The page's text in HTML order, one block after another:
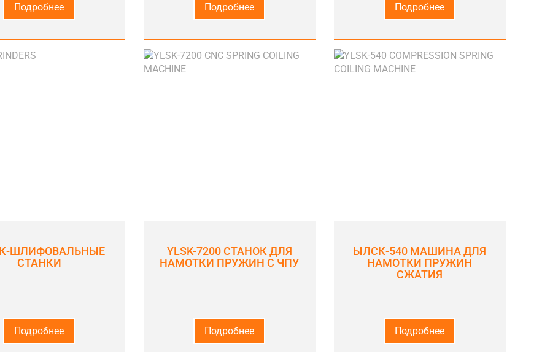
Подробнее Подробнее Подробнее
ШЛИФОВАЛЬНЫЕ
СТАНКИ
Подробнее
YLSK-7200 СТАНОК ДЛЯ
НАМОТКИ ПРУЖИН С ЧПУ
Подробнее
ЫЛСК-540 МАШИНА ДЛЯ
НАМОТКИ ПРУЖИН
СЖАТИЯ
Подробнее